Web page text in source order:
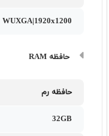
WUXGA|1920x1200
حافظه RAM
حافظه رم
32GB